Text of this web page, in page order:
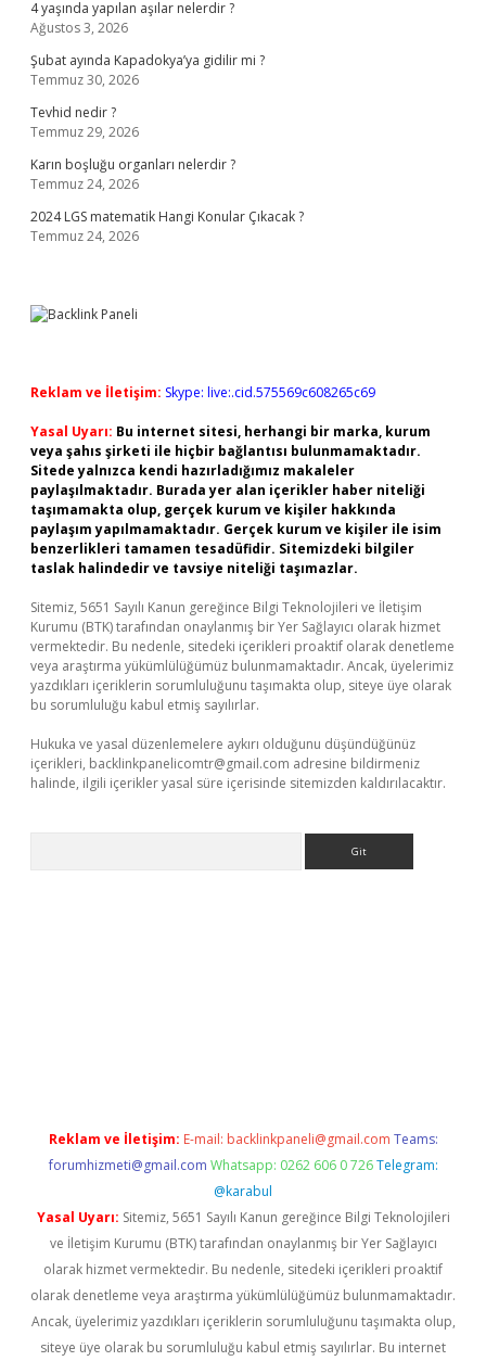
4 yaşında yapılan aşılar nelerdir ?
Ağustos 3, 2026
Şubat ayında Kapadokya’ya gidilir mi ?
Temmuz 30, 2026
Tevhid nedir ?
Temmuz 29, 2026
Karın boşluğu organları nelerdir ?
Temmuz 24, 2026
2024 LGS matematik Hangi Konular Çıkacak ?
Temmuz 24, 2026
Reklam ve İletişim: Skype: live:.cid.575569c608265c69
Yasal Uyarı: Bu internet sitesi, herhangi bir marka, kurum
veya şahıs şirketi ile hiçbir bağlantısı bulunmamaktadır.
Sitede yalnızca kendi hazırladığımız makaleler
paylaşılmaktadır. Burada yer alan içerikler haber niteliği
taşımamakta olup, gerçek kurum ve kişiler hakkında
paylaşım yapılmamaktadır. Gerçek kurum ve kişiler ile isim
benzerlikleri tamamen tesadüfidir. Sitemizdeki bilgiler
taslak halindedir ve tavsiye niteliği taşımazlar.
Sitemiz, 5651 Sayılı Kanun gereğince Bilgi Teknolojileri ve İletişim
Kurumu (BTK) tarafından onaylanmış bir Yer Sağlayıcı olarak hizmet
vermektedir. Bu nedenle, sitedeki içerikleri proaktif olarak denetleme
veya araştırma yükümlülüğümüz bulunmamaktadır. Ancak, üyelerimiz
yazdıkları içeriklerin sorumluluğunu taşımakta olup, siteye üye olarak
bu sorumluluğu kabul etmiş sayılırlar.
Hukuka ve yasal düzenlemelere aykırı olduğunu düşündüğünüz
içerikleri, backlinkpanelicomtr@gmail.com adresine bildirmeniz
halinde, ilgili içerikler yasal süre içerisinde sitemizden kaldırılacaktır.
Reklam ve İletişim: E-mail: backlinkpaneli@gmail.com Teams:
forumhizmeti@gmail.com Whatsapp: 0262 606 0 726 Telegram:
@karabul
Yasal Uyarı: Sitemiz, 5651 Sayılı Kanun gereğince Bilgi Teknolojileri
ve İletişim Kurumu (BTK) tarafından onaylanmış bir Yer Sağlayıcı
olarak hizmet vermektedir. Bu nedenle, sitedeki içerikleri proaktif
olarak denetleme veya araştırma yükümlülüğümüz bulunmamaktadır.
Ancak, üyelerimiz yazdıkları içeriklerin sorumluluğunu taşımakta olup,
siteye üye olarak bu sorumluluğu kabul etmiş sayılırlar. Bu internet